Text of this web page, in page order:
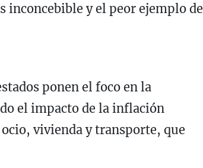
inconcebible y el peor ejemplo de
ponen el foco en la
el impacto de la inflación
vivienda y transporte, que